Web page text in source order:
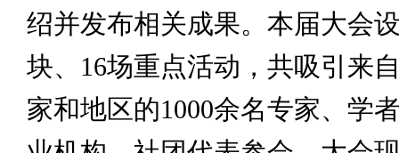
绍并发布相关成果。本届大会
块、16场重点活动，共吸引来
家和地区的1000余名专家、学